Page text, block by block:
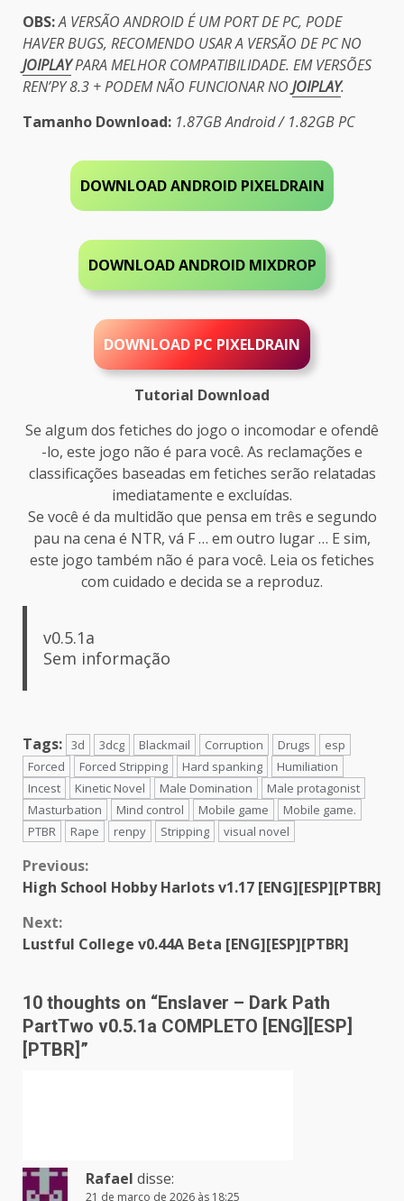
OBS:A VERSÃO ANDROID É UM PORT DE PC, PODE
HAVER BUGS, RECOMENDO USAR A VERSÃO DE PC NO
JOIPLAYPARA MELHOR COMPATIBILIDADE. EM VERSÕES
REN’PY 8.3 + PODEM NÃO FUNCIONAR NO JOIPLAY.
Tamanho Download: 1.87GB Android / 1.82GB PC
DOWNLOAD ANDROID PIXELDRAIN
DOWNLOAD ANDROID MIXDROP
DOWNLOAD PC PIXELDRAIN
Tutorial Download
Se algum dos fetiches do jogo o incomodar e ofendê
-lo, este jogo não é para você. As reclamações e
classificações baseadas em fetiches serão relatadas
imediatamente e excluídas.
Se você é da multidão que pensa em três e segundo
pau na cena é NTR, vá F … em outro lugar … E sim,
este jogo também não é para você. Leia os fetiches
com cuidado e decida se a reproduz.
v0.5.1a
Sem informação
Tags: 3d 3dcg Blackmail Corruption Drugs
esp
Forced
Forced Stripping Hard spanking
Humiliation
Incest
Kinetic Novel Male Domination
Male protagonist
Masturbation
Mind control Mobile game
Mobile game.
PTBR
Rape renpy Stripping visual novel
Continue
Reading
Previous:
High School Hobby Harlots v1.17 [ENG][ESP][PTBR]
Next:
Lustful College v0.44A Beta [ENG][ESP][PTBR]
10 thoughts on “Enslaver – Dark Path
PartTwo v0.5.1a COMPLETO [ENG][ESP]
[PTBR] ”
Rafael disse:
21 de março de 2026 às 18:25